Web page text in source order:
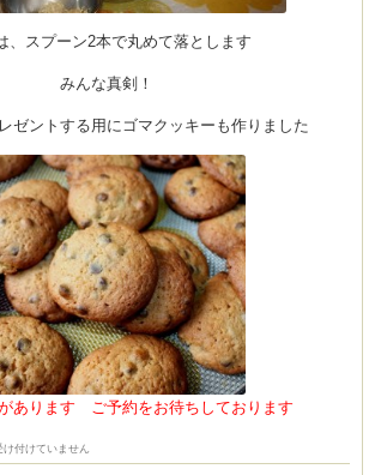
、スプーン2本で丸めて落とします
みんな真剣！
ゼントする用にゴマクッキーも作りました
あります ご予約をお待ちしております
け付けていません